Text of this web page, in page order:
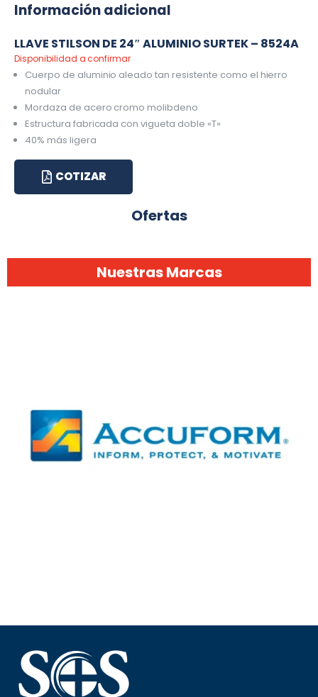
Información adicional
LLAVE STILSON DE 24″ ALUMINIO SURTEK – 8524A
Disponibilidad a confirmar
Cuerpo de aluminio aleado tan resistente como el hierro
nodular
Mordaza de acero cromo molibdeno
Estructura fabricada con vigueta doble «T»
40% más ligera
COTIZAR
Ofertas
Nuestras Marcas